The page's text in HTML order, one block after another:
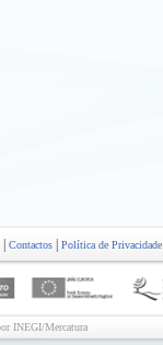
Contactos Política de Privacidade
INEGI/Mercatura